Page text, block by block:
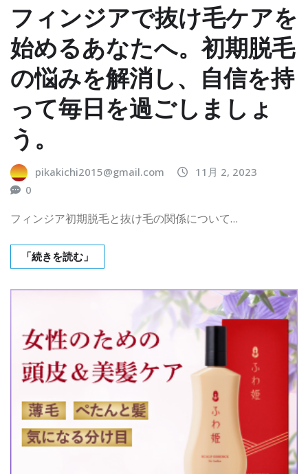
フィンジアで抜け毛ケアを
始めるあなたへ。初期脱毛
の悩みを解消し、自信を持
って毎日を過ごしましょ
う。
pikakichi2015@gmail.com
11月 2, 2023
0
フィンジア初期脱毛と抜け毛の関係について…
「続きを読む」